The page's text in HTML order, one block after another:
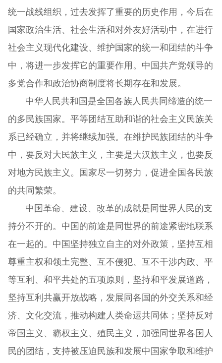
统一战线组织，过去发挥了重要的历史作用，今后在
国家政治生活、社会生活和对外友好活动中，在进行
社会主义现代化建设、维护国家的统一和团结的斗争
中，将进一步发挥它的重要作用。中国共产党领导的
多党合作和政治协商制度将长期存在和发展。
中华人民共和国是全国各族人民共同缔造的统一
的多民族国家。平等团结互助和谐的社会主义民族关
系已经确立，并将继续加强。在维护民族团结的斗争
中，要反对大民族主义，主要是大汉族主义，也要反
对地方民族主义。国家尽一切努力，促进全国各民族
的共同繁荣。
中国革命、建设、改革的成就是同世界人民的支
持分不开的。中国的前途是同世界的前途紧密地联系
在一起的。中国坚持独立自主的对外政策，坚持互相
尊重主权和领土完整、互不侵犯、互不干涉内政、平
等互利、和平共处的五项原则，坚持和平发展道路，
坚持互利共赢开放战略，发展同各国的外交关系和经
济、文化交流，推动构建人类命运共同体；坚持反对
帝国主义、霸权主义、殖民主义，加强同世界各国人
民的团结，支持被压迫民族和发展中国家争取和维护